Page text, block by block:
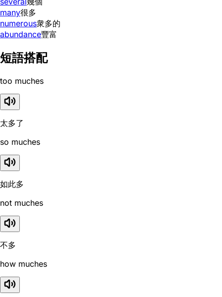
many很多
numerous衆多的
abundance豐富
短語搭配
too muches
太多了
so muches
如此多
not muches
不多
how muches